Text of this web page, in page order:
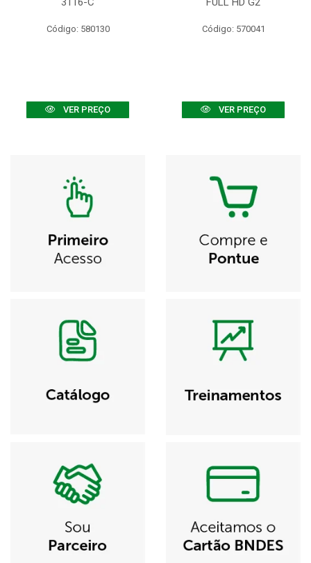
Código: 580130
VER PREÇO
Código: 570041
VER PREÇO